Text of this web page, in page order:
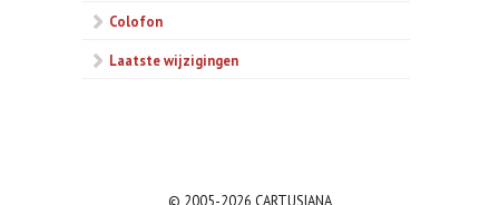
Colofon
Laatste wijzigingen
© 2005-2026 CARTUSIANA